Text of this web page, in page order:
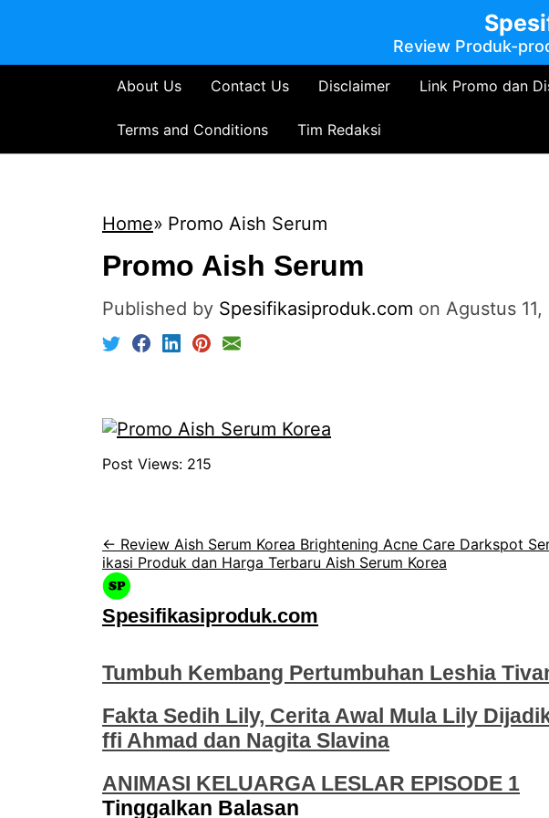
Review Produk-
About Us Contact Us Disclaimer Link Promo dan
Terms and Conditions Tim Redaksi
Home Promo Aish Serum
Promo Aish Serum
Published by Spesifikasiproduk.com on Agustus 11,
Post Views: 215
← Review Aish Serum Korea Brightening Acne Care Darkspot
ikasi Produk dan Harga Terbaru Aish Serum Korea
Spesifikasiproduk.com
Tumbuh Kembang Pertumbuhan Leshia
Fakta Sedih Lily, Cerita Awal Mula Lily
ffi Ahmad dan Nagita Slavina
ANIMASI KELUARGA LESLAR EPISODE 1
Tinggalkan Balasan